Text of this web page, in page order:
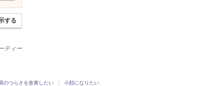
する
ティー
のつらさを改善したい 小顔になりたい